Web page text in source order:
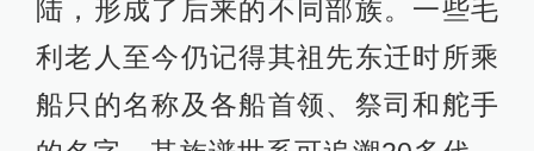
当代的毛利人（正在检阅士兵的新西